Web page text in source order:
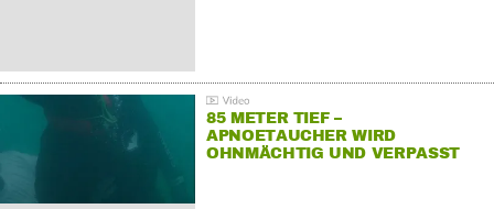
85 METER TIEF –
APNOETAUCHER WIRD
OHNMÄCHTIG UND VERPASST